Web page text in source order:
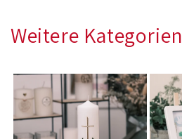
Weitere Kategorien